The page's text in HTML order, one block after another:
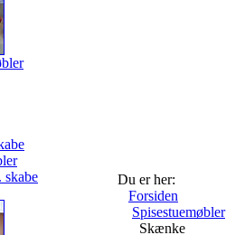
skabe
Du er her:
Forsiden
Spisestuemøbler
Skænke